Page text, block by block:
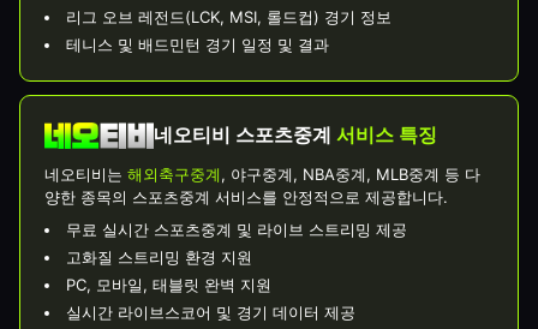
리그 오브 레전드(LCK, MSI, 롤드컵) 경기 정보
테니스 및 배드민턴 경기 일정 및 결과
네오티비 스포츠중계 서비스 특징
네오티비는 해외축구중계, 야구중계, NBA중계, MLB중계 등 다
양한 종목의 스포츠중계 서비스를 안정적으로 제공합니다.
무료 실시간 스포츠중계 및 라이브 스트리밍 제공
고화질 스트리밍 환경 지원
PC, 모바일, 태블릿 완벽 지원
실시간 라이브스코어 및 경기 데이터 제공